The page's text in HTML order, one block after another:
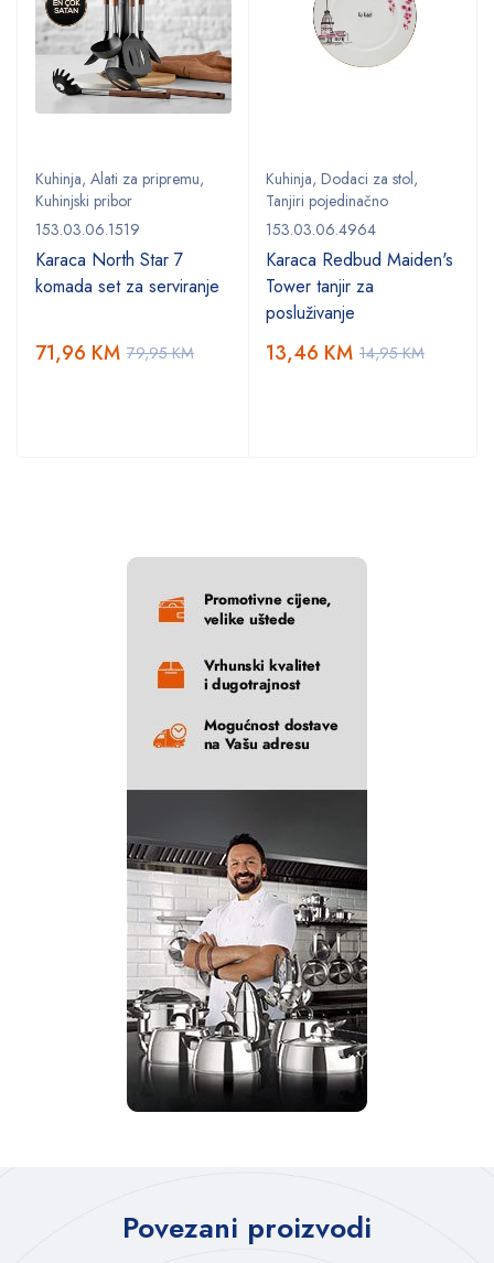
Kuhinja, Alati za pripremu,
Kuhinjski pribor
153.03.06.1519
Karaca North Star 7
komada set za serviranje
79,95KM
71,96 KM
Kuhinja, Dodaci za stol,
Tanjiri pojedinačno
153.03.06.4964
Karaca Redbud Maiden's
Tower tanjir za
posluživanje
14,95KM
13,46 KM
Povezani proizvodi